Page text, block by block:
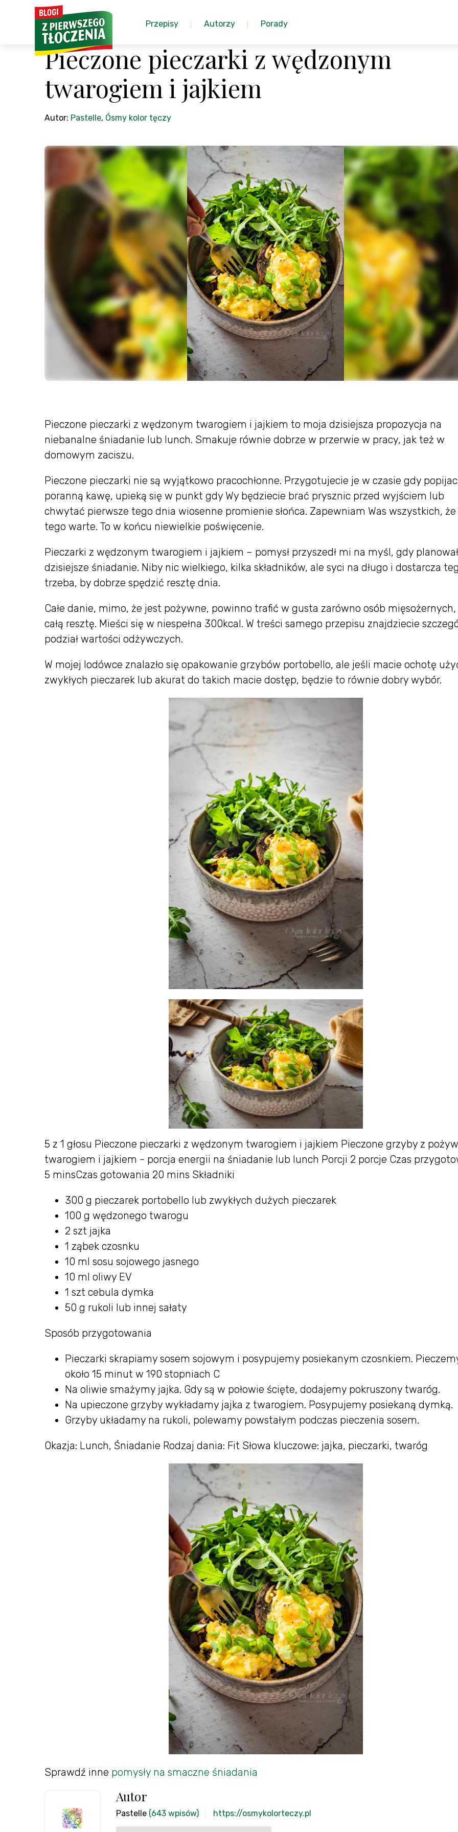
Przepisy Autorzy Porady
Pieczone pieczarki z wędzonym
twarogiem i jajkiem
Autor: Pastelle, Ósmy kolor tęczy
Pieczone pieczarki z wędzonym twarogiem i jajkiem to moja dzisiejsza propozycja na
niebanalne śniadanie lub lunch. Smakuje równie dobrze w przerwie w pracy, jak też w
domowym zaciszu.
Pieczone pieczarki nie są wyjątkowo pracochłonne. Przygotujecie je w czasie gdy
poranną kawę, upieką się w punkt gdy Wy będziecie brać prysznic przed wyjściem lub
chwytać pierwsze tego dnia wiosenne promienie słońca. Zapewniam Was wszystkich, że
tego warte. To w końcu niewielkie poświęcenie.
Pieczarki z wędzonym twarogiem i jajkiem – pomysł przyszedł mi na myśl, gdy
dzisiejsze śniadanie. Niby nic wielkiego, kilka składników, ale syci na długo i dostarcza
trzeba, by dobrze spędzić resztę dnia.
Całe danie, mimo, że jest pożywne, powinno trafić w gusta zarówno osób mięsożernych,
całą resztę. Mieści się w niespełna 300kcal. W treści samego przepisu znajdziecie
podział wartości odżywczych.
W mojej lodówce znalazło się opakowanie grzybów portobello, ale jeśli macie ochotę
zwykłych pieczarek lub akurat do takich macie dostęp, będzie to równie dobry wybór.
5 z 1 głosu Pieczone pieczarki z wędzonym twarogiem i jajkiem Pieczone grzyby z
twarogiem i jajkiem - porcja energii na śniadanie lub lunch Porcji 2 porcje Czas
5 minsCzas gotowania 20 mins Składniki
300 g pieczarek portobello lub zwykłych dużych pieczarek
100 g wędzonego twarogu
2 szt jajka
1 ząbek czosnku
10 ml sosu sojowego jasnego
10 ml oliwy EV
1 szt cebula dymka
50 g rukoli lub innej sałaty
Sposób przygotowania
Pieczarki skrapiamy sosem sojowym i posypujemy posiekanym czosnkiem.
około 15 minut w 190 stopniach C
Na oliwie smażymy jajka. Gdy są w połowie ścięte, dodajemy pokruszony twaróg.
Na upieczone grzyby wykładamy jajka z twarogiem. Posypujemy posiekaną dymką.
Grzyby układamy na rukoli, polewamy powstałym podczas pieczenia sosem.
Okazja: Lunch, Śniadanie Rodzaj dania: Fit Słowa kluczowe: jajka, pieczarki, twaróg
Sprawdź inne pomysły na smaczne śniadania
Autor
Pastelle (643 wpisów) https://osmykolorteczy.pl